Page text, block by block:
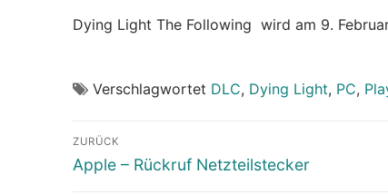
Dying Light The Following wird am 9.
Verschlagwortet DLC, Dying Light, PC,
Beitragsnavigation
ZURÜCK
Vorheriger
Apple – Rückruf Netzteilstecker